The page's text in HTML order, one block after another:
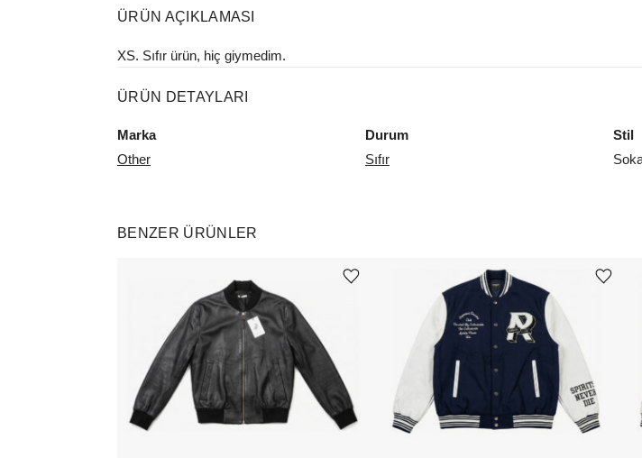
ÜRÜN AÇIKLAMASI
XS. Sıfır ürün, hiç giymedim.
ÜRÜN DETAYLARI
Marka
Other
Durum
Sıfır
Stil
BENZER ÜRÜNLER
Ürünü istek listesine ekle veya listeden çıkar Ürünü istek listesine ekle veya listeden çıkar